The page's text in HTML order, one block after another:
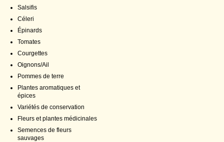
Salsifis
Céleri
Épinards
Tomates
Courgettes
Oignons/Ail
Pommes de terre
Plantes aromatiques et
épices
Variétés de conservation
Fleurs et plantes médicinales
Semences de fleurs
sauvages